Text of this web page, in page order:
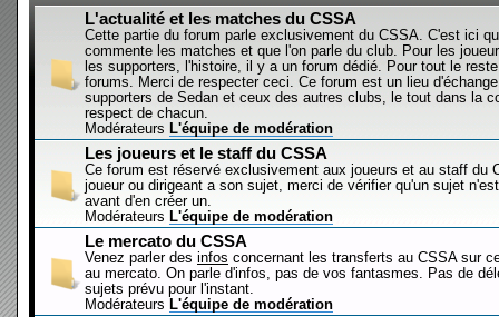
L'actualité et les matches du CSSA
Cette partie du forum parle exclusivement du CSSA. C'est ici
commente les matches et que l'on parle du club. Pour les
les supporters, l'histoire, il y a un forum dédié. Pour tout le
forums. Merci de respecter ceci. Ce forum est un lieu
supporters de Sedan et ceux des autres clubs, le tout dans la
respect de chacun.
Modérateurs L'équipe de modération
Les joueurs et le staff du CSSA
Ce forum est réservé exclusivement aux joueurs et au staff du
joueur ou dirigeant a son sujet, merci de vérifier qu'un sujet
avant d'en créer un.
Modérateurs L'équipe de modération
Le mercato du CSSA
Venez parler des infos concernant les transferts au CSSA sur
au mercato. On parle d'infos, pas de vos fantasmes. Pas de
sujets prévu pour l'instant.
Modérateurs L'équipe de modération